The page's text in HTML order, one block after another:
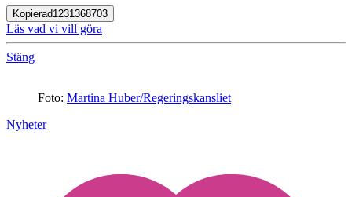
Kopierad1231368703
Läs vad vi vill göra
Stäng
Foto: Martina Huber/Regeringskansliet
Nyheter